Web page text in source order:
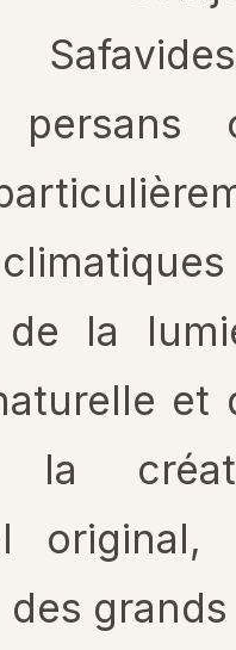
persans
de la
et
la
original,